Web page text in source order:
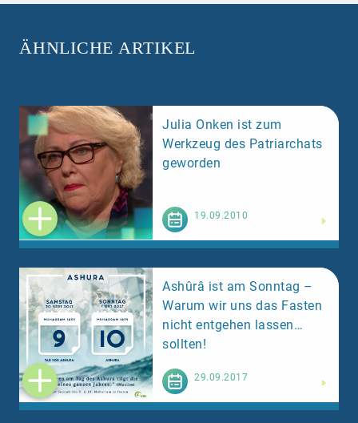
ÄHNLICHE ARTIKEL
Julia Onken ist zum
Werkzeug des Patriarchats
geworden
19.09.2010
Ashûrâ ist am Sonntag –
Warum wir uns das Fasten
nicht entgehen lassen
sollten!
29.09.2017